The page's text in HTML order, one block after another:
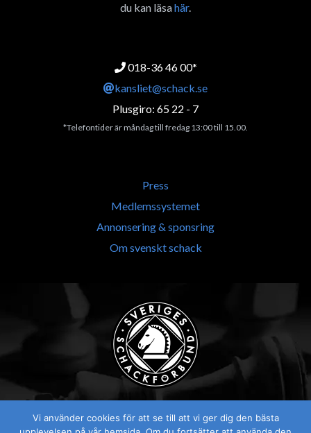
du kan läsahär.
018-36 46 00*
kansliet@schack.se
Plusgiro: 65 22 - 7
*Telefontider är måndag till fredag 13:00 till 15.00.
Press
Medlemssystemet
Annonsering & sponsring
Om svenskt schack
Vi använder cookies för att se till att vi ger dig den bästa